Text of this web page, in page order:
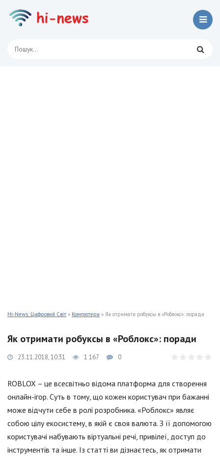
Hi-News: Цифровий Світ » Компютери » Як отримати робуксы в «Роблокс»: поради
Як отримати робуксы в «Роблокс»: поради
23.11.2018, 10:31 1 167 0
ROBLOX – це всесвітньо відома платформа для створення
онлайн-ігор. Суть в тому, що кожен користувач при бажанні
може відчути себе в ролі розробника. «Роблокс» являє
собою цілу екосистему, в якій є своя валюта. З її допомогою
користувачі набувають віртуальні речі, привілеї, доступ до
інструментів та інше. Із статті ви дізнаєтесь, як отримати